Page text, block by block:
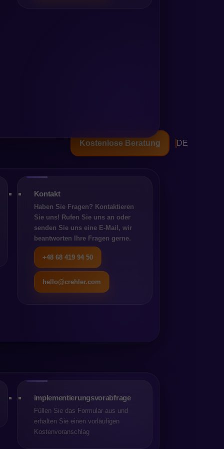
DE
Kontakt
Haben Sie Fragen? Kontaktieren
Sie uns! Rufen Sie uns an oder
senden Sie uns eine E-Mail, wir
beantworten Ihre Fragen gerne.
+48 68 419 94 50
hello@crehler.com
implementierungsvorabfrage
Füllen Sie das Formular aus und
erhalten Sie einen vorläufigen
Kostenvoranschlag
Kostenlose Beratung
Eine Verkaufsplattform
allem die Arbeitsweise der
operativen Kosten des
den tatsächlichen
Wachstum beginnt,
einen Shop baut“, sondern
Jahren verfolgen will.
Lösung für jeden Shop
zwischen Anbieter
oft
, PIM- oder
ganz andere
Bestellprozesse.